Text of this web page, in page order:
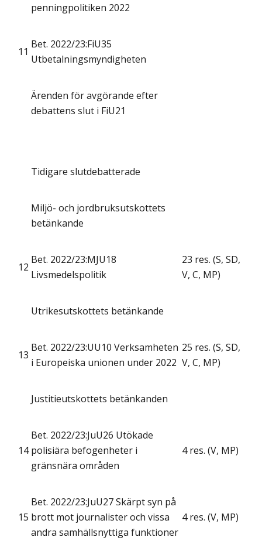
penningpolitiken 2022
11
Bet. 2022/23:FiU35
Utbetalningsmyndigheten
Ärenden för avgörande efter
debattens slut i FiU21
Tidigare slutdebatterade
Miljö- och jordbruksutskottets
betänkande
12
Bet. 2022/23:MJU18
Livsmedelspolitik
23 res. (S, SD,
V, C, MP)
Utrikesutskottets betänkande
13
Bet. 2022/23:UU10 Verksamheten
i Europeiska unionen under 2022
25 res. (S, SD,
V, C, MP)
Justitieutskottets betänkanden
14
Bet. 2022/23:JuU26 Utökade
polisiära befogenheter i
gränsnära områden
4 res. (V, MP)
15
Bet. 2022/23:JuU27 Skärpt syn på
brott mot journalister och vissa
andra samhällsnyttiga funktioner
4 res. (V, MP)